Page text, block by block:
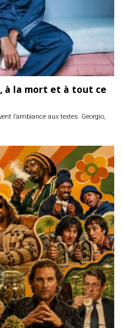
à la mort et à tout ce
l’ambiance aux textes. Georgio,